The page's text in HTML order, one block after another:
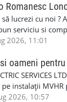
Indiferent dacă
ajutăm să alegi
Suport real de la
de muncă și de
Colindale – GQA
ți viitorul
Romanesc
să lucrezi cu noi
serviciu si
Personal
de situație,
timp si eficient
ofera orice tip de
Garantiile si
2026, 11:01
oameni
SERVICES
instalații
PPE
2026, 10:57